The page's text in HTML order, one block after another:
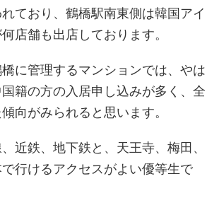
ており、鶴橋駅南東側は韓国アイ
店舗も出店しております。
に管理するマンションでは、やは
籍の方の入居申し込みが多く、全
向がみられると思います。
近鉄、地下鉄と、天王寺、梅田、
行けるアクセスがよい優等生で